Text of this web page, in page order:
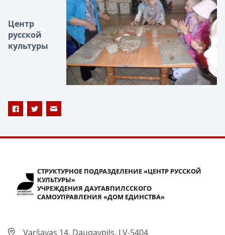
Центр
русской
культуры
СТРУКТУРНОЕ ПОДРАЗДЕЛЕНИЕ «ЦЕНТР РУССКОЙ
КУЛЬТУРЫ»
УЧРЕЖДЕНИЯ ДАУГАВПИЛССКОГО
САМОУПРАВЛЕНИЯ «ДОМ ЕДИНСТВА»
Varšavas 14, Daugavpils, LV-5404